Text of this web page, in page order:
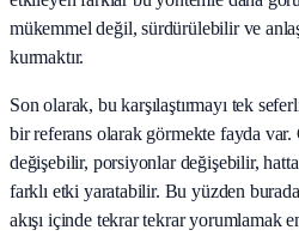
mükemmel değil, sürdürülebilir ve
kurmaktır.
Son olarak, bu karşılaştırmayı tek
bir referans olarak görmekte fayda
değişebilir, porsiyonlar değişebilir,
farklı etki yaratabilir. Bu yüzden
akışı içinde tekrar tekrar yorumlamak